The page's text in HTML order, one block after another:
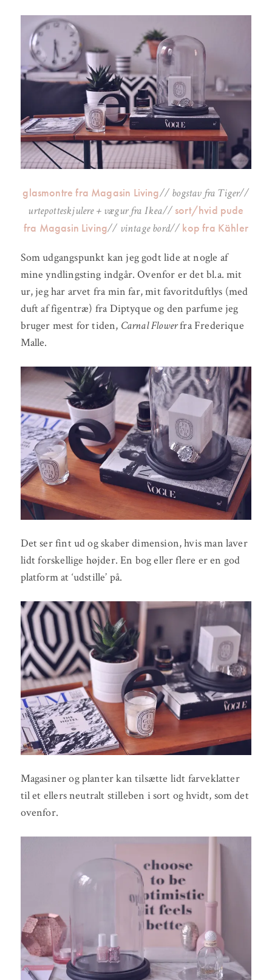
glasmontre fra Magasin Living// bogstav fra Tiger//
urtepotteskjulere + vægur fra Ikea// sort/hvid pude
fra Magasin Living// vintage bord// kop fra Kähler
Som udgangspunkt kan jeg godt lide at nogle af
mine yndlingsting indgår. Ovenfor er det bl.a. mit
ur, jeg har arvet fra min far, mit favoritduftlys (med
duft af figentræ) fra Diptyque og den parfume jeg
bruger mest for tiden, Carnal Flowerfra Frederique
Malle.
Det ser fint ud og skaber dimension, hvis man laver
lidt forskellige højder. En bog eller flere er en god
platform at ‘udstille’ på.
Magasiner og planter kan tilsætte lidt farveklatter
til et ellers neutralt stilleben i sort og hvidt, som det
ovenfor.